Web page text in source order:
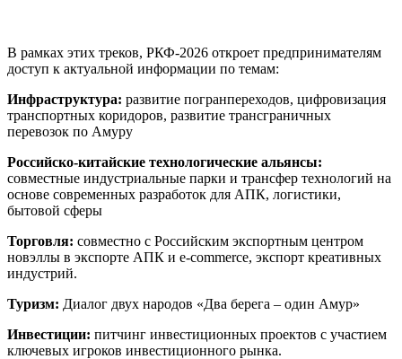
В рамках этих треков, РКФ-2026 откроет предпринимателям
доступ к актуальной информации по темам:
Инфраструктура: развитие погранпереходов, цифровизация
транспортных коридоров, развитие трансграничных
перевозок по Амуру
Российско-китайские технологические альянсы:
совместные индустриальные парки и трансфер технологий на
основе современных разработок для АПК, логистики,
бытовой сферы
Торговля: совместно с Российским экспортным центром
новэллы в экспорте АПК и e-commerce, экспорт креативных
индустрий.
Туризм: Диалог двух народов «Два берега – один Амур»
Инвестиции: питчинг инвестиционных проектов с участием
ключевых игроков инвестиционного рынка.